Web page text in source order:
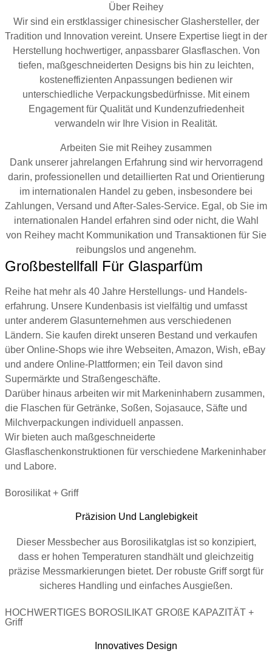
Über Reihey
Wir sind ein erstklassiger chinesischer Glashersteller, der
Tradition und Innovation vereint. Unsere Expertise liegt in der
Herstellung hochwertiger, anpassbarer Glasflaschen. Von
tiefen, maßgeschneiderten Designs bis hin zu leichten,
kosteneffizienten Anpassungen bedienen wir
unterschiedliche Verpackungsbedürfnisse. Mit einem
Engagement für Qualität und Kundenzufriedenheit
verwandeln wir Ihre Vision in Realität.
Arbeiten Sie mit Reihey zusammen
Dank unserer jahrelangen Erfahrung sind wir hervorragend
darin, professionellen und detaillierten Rat und Orientierung
im internationalen Handel zu geben, insbesondere bei
Zahlungen, Versand und After-Sales-Service. Egal, ob Sie im
internationalen Handel erfahren sind oder nicht, die Wahl
von Reihey macht Kommunikation und Transaktionen für Sie
reibungslos und angenehm.
Großbestellfall Für Glasparfüm
Reihe hat mehr als 40 Jahre Herstellungs- und Handels­
erfahrung. Unsere Kundenbasis ist vielfältig und umfasst
unter anderem Glasunternehmen aus verschiedenen
Ländern. Sie kaufen direkt unseren Bestand und verkaufen
über Online-Shops wie ihre Webseiten, Amazon, Wish, eBay
und andere Online-Plattformen; ein Teil davon sind
Supermärkte und Straßengeschäfte.
Darüber hinaus arbeiten wir mit Markeninhabern zusammen,
die Flaschen für Getränke, Soßen, Sojasauce, Säfte und
Milchverpackungen individuell anpassen.
Wir bieten auch maßgeschneiderte
Glasflaschenkonstruktionen für verschiedene Markeninhaber
und Labore.
Borosilikat + Griff
Präzision Und Langlebigkeit
Dieser Messbecher aus Borosilikatglas ist so konzipiert,
dass er hohen Temperaturen standhält und gleichzeitig
präzise Messmarkierungen bietet. Der robuste Griff sorgt für
sicheres Handling und einfaches Ausgießen.
HOCHWERTIGES BOROSILIKAT GROßE KAPAZITÄT +
Griff
Innovatives Design